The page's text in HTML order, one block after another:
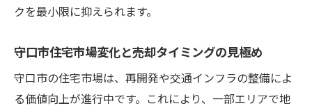
クを最小限に抑えられます。
守口市住宅市場変化と売却タイミングの見極め
守口市の住宅市場は、再開発や交通インフラの整備によ
る価値向上が進行中です。これにより、一部エリアで地